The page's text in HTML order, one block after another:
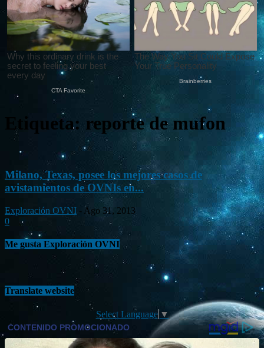
Etiqueta: reporte de mufon
Milano, Texas, posee los mejores casos de
avistamientos de OVNIs en...
Exploración OVNI - Ago 31, 2013
0
Me gusta Exploración OVNI
Translate website
Select Language ▼